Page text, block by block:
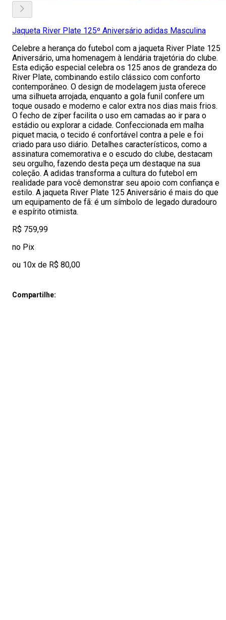
Jaqueta River Plate 125º Aniversário adidas Masculina
Celebre a herança do futebol com a jaqueta River Plate 125
Aniversário, uma homenagem à lendária trajetória do clube.
Esta edição especial celebra os 125 anos de grandeza do
River Plate, combinando estilo clássico com conforto
contemporâneo. O design de modelagem justa oferece
uma silhueta arrojada, enquanto a gola funil confere um
toque ousado e moderno e calor extra nos dias mais frios.
O fecho de zíper facilita o uso em camadas ao ir para o
estádio ou explorar a cidade. Confeccionada em malha
piquet macia, o tecido é confortável contra a pele e foi
criado para uso diário. Detalhes característicos, como a
assinatura comemorativa e o escudo do clube, destacam
seu orgulho, fazendo desta peça um destaque na sua
coleção. A adidas transforma a cultura do futebol em
realidade para você demonstrar seu apoio com confiança e
estilo. A jaqueta River Plate 125 Aniversário é mais do que
um equipamento de fã: é um símbolo de legado duradouro
e espírito otimista.
R$ 759,99
no Pix
ou 10x de R$ 80,00
Compartilhe: